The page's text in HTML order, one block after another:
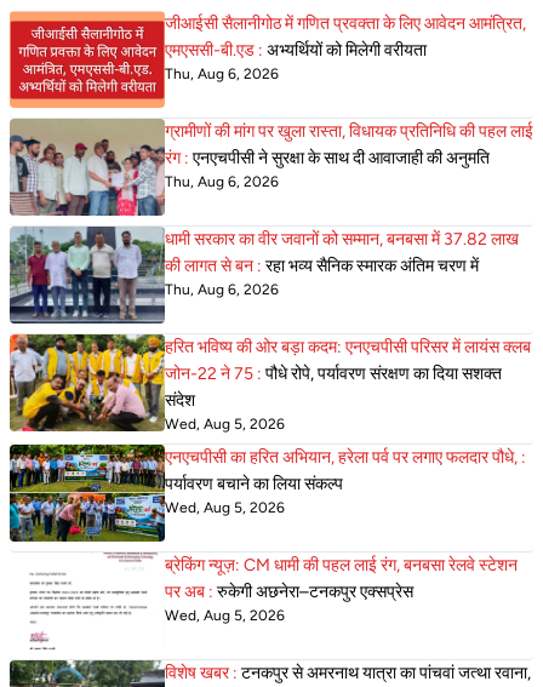
जीआईसी सैलानीगोठ में गणित प्रवक्ता के लिए आवेदन आमंत्रित,
एमएससी-बी.एड : अभ्यर्थियों को मिलेगी वरीयता
Thu, Aug 6, 2026
ग्रामीणों की मांग पर खुला रास्ता, विधायक प्रतिनिधि की पहल लाई
रंग : एनएचपीसी ने सुरक्षा के साथ दी आवाजाही की अनुमति
Thu, Aug 6, 2026
धामी सरकार का वीर जवानों को सम्मान, बनबसा में 37.82 लाख
की लागत से बन : रहा भव्य सैनिक स्मारक अंतिम चरण में
Thu, Aug 6, 2026
हरित भविष्य की ओर बड़ा कदम: एनएचपीसी परिसर में लायंस क्लब
जोन-22 ने 75 : पौधे रोपे, पर्यावरण संरक्षण का दिया सशक्त
संदेश
Wed, Aug 5, 2026
एनएचपीसी का हरित अभियान, हरेला पर्व पर लगाए फलदार पौधे, :
पर्यावरण बचाने का लिया संकल्प
Wed, Aug 5, 2026
ब्रेकिंग न्यूज़: CM धामी की पहल लाई रंग, बनबसा रेलवे स्टेशन
पर अब : रुकेगी अछनेरा–टनकपुर एक्सप्रेस
Wed, Aug 5, 2026
विशेष खबर : टनकपुर से अमरनाथ यात्रा का पांचवां जत्था रवाना,